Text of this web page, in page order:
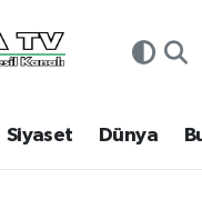
Siyaset Dünya